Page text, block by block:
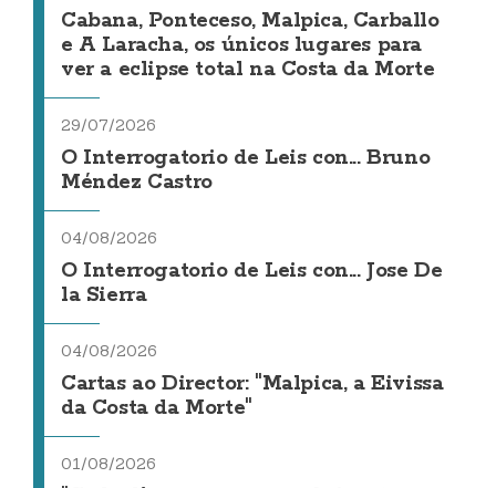
Cabana, Ponteceso, Malpica, Carballo
e A Laracha, os únicos lugares para
ver a eclipse total na Costa da Morte
29/07/2026
O Interrogatorio de Leis con... Bruno
Méndez Castro
04/08/2026
O Interrogatorio de Leis con... Jose De
la Sierra
04/08/2026
Cartas ao Director: "Malpica, a Eivissa
da Costa da Morte"
01/08/2026